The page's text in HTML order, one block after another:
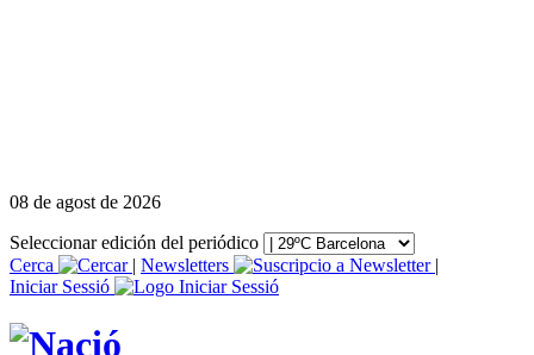
08 de agost de 2026
Seleccionar edición del periódico
Cerca
| Newsletters
|
Iniciar Sessió